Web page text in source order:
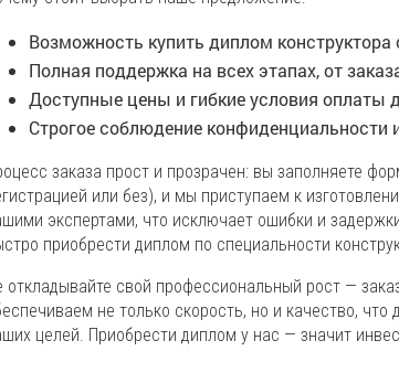
Возможность купить диплом конструктора
Полная поддержка на всех этапах, от
Доступные цены и гибкие условия оплаты
Строгое соблюдение
заказа прост и прозрачен: вы заполняете
или без), и мы приступаем к
экспертами, что исключает ошибки и
приобрести диплом по специальности
откладывайте свой профессиональный рост —
не только скорость, но и качество,
целей. Приобрести диплом у нас — значит